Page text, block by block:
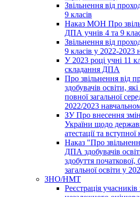
Звільнення від
9 класів
Наказ МОН Про
ДПА учнів 4 та 9
Звільнення від
9 класів у 2022-2023
У 2023 році учні 11
складання ДПА
Про звільнення від
здобувачів освіти,
повної загальної
2022/2023
ЗУ Про внесення
України щодо
атестації та
Наказ "Про
ДПА здобувачів
здобуття початкової,
загальної освіти у
ЗНО/НМТ
Реєстрація